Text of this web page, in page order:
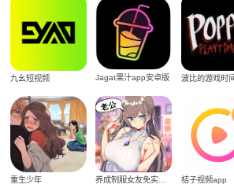
九幺短视频 Jagat果汁app安卓版
重生少年 桔子视频app